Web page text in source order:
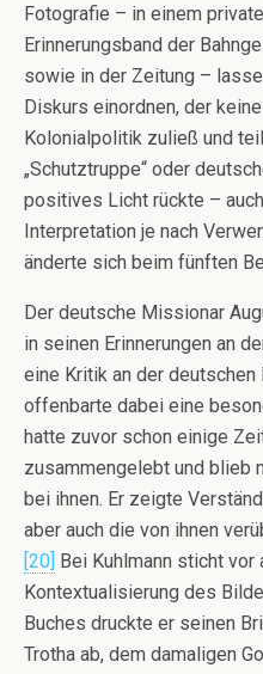
Fotografie – in einem
Erinnerungsband der
sowie in der Zeitung –
Diskurs einordnen, der
Kolonialpolitik zuließ und
„Schutztruppe“ oder
positives Licht rückte –
Interpretation je nach
änderte sich beim fünften
Der deutsche Missionar
in seinen Erinnerungen an
eine Kritik an der deutschen
offenbarte dabei eine
hatte zuvor schon einige
zusammengelebt und blieb
bei ihnen. Er zeigte
aber auch die von ihnen
[20] Bei Kuhlmann sticht
Kontextualisierung des
Buches druckte er seinen
Trotha ab, dem damaligen